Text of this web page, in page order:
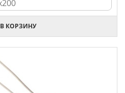
В КОРЗИНУ